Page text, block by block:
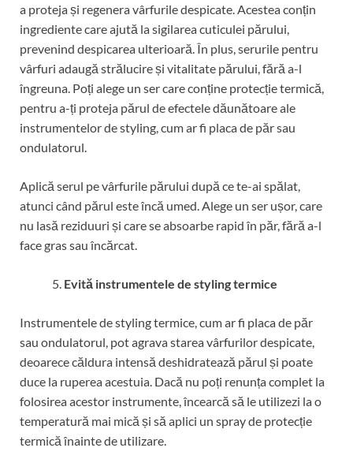
a proteja și regenera vârfurile despicate. Acestea conțin
ingrediente care ajută la sigilarea cuticulei părului,
prevenind despicarea ulterioară. În plus, serurile pentru
vârfuri adaugă strălucire și vitalitate părului, fără a-l
îngreuna. Poți alege un ser care conține protecție termică,
pentru a-ți proteja părul de efectele dăunătoare ale
instrumentelor de styling, cum ar fi placa de păr sau
ondulatorul.
Aplică serul pe vârfurile părului după ce te-ai spălat,
atunci când părul este încă umed. Alege un ser ușor, care
nu lasă reziduuri și care se absoarbe rapid în păr, fără a-l
face gras sau încărcat.
Evită instrumentele de styling termice
Instrumentele de styling termice, cum ar fi placa de păr
sau ondulatorul, pot agrava starea vârfurilor despicate,
deoarece căldura intensă deshidratează părul și poate
duce la ruperea acestuia. Dacă nu poți renunța complet la
folosirea acestor instrumente, încearcă să le utilizezi la o
temperatură mai mică și să aplici un spray de protecție
termică înainte de utilizare.